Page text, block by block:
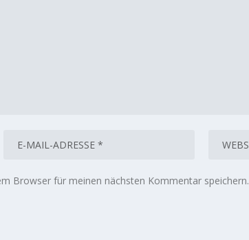
Browser für meinen nächsten Kommentar speichern.